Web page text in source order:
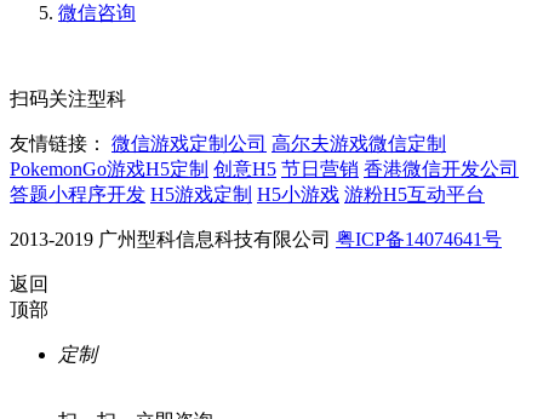
微信咨询
扫码关注型科
友情链接： 微信游戏定制公司 高尔夫游戏微信定制
PokemonGo游戏H5定制 创意H5 节日营销 香港微信开发公司
答题小程序开发 H5游戏定制 H5小游戏 游粉H5互动平台
2013-2019 广州型科信息科技有限公司 粤ICP备14074641号
返回
顶部
定制